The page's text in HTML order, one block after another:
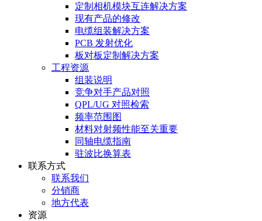
定制相机模块互连解决方案
现有产品的修改
电缆组装解决方案
PCB 发射优化
板对板定制解决方案
工程资源
组装说明
竞争对手产品对照
QPL/UG 对照检索
频率范围图
材料对射频性能至关重要
同轴电缆指南
驻波比换算表
联系方式
联系我们
分销商
地方代表
资源